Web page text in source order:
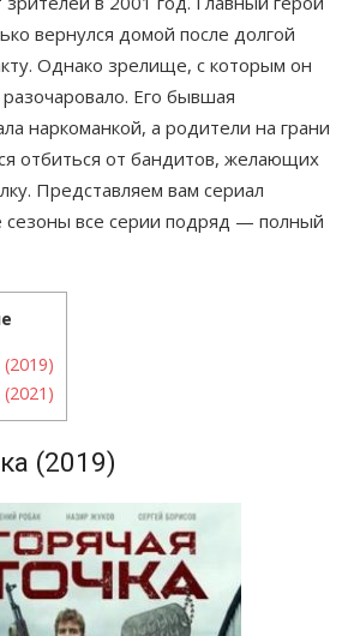
вернулся домой после долгой
Однако зрелище, с которым он
Его бывшая
наркоманкой, а родители на грани
отбиться от бандитов, желающих
Представляем вам сериал
сезоны все серии подряд — полный
(2019)